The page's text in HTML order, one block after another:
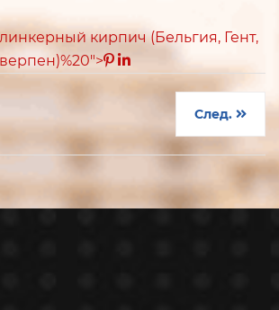
кирпич (Бельгия, Гент,
След.